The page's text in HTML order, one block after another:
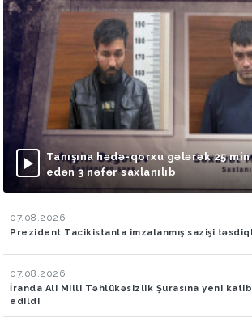
Tanışına hədə-qorxu gələrək 25
edən 3 nəfər saxlanılıb
07.08.2026
Prezident Tacikistanla imzalanmış sazişi
07.08.2026
İranda Ali Milli Təhlükəsizlik Şurasına yeni
edildi